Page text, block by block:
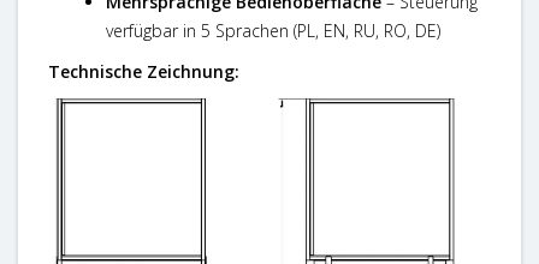
verfügbar in 5 Sprachen (PL, EN, RU, RO, DE)
Technische Zeichnung: